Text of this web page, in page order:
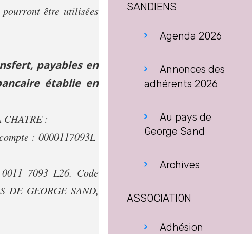
pourront être utilisées
payables en
établie en
CHATRE :
: 0000117093L 
7093 L26. Code
GEORGE SAND,
SANDIENS
Agenda 2026
Annonces des
adhérents 2026
Au pays de
George Sand
Archives
ASSOCIATION
Adhésion